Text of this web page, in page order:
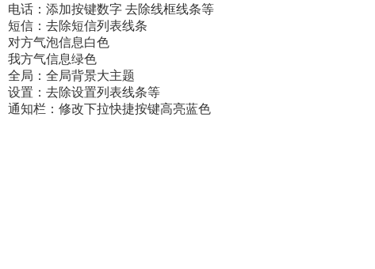
电话：添加按键数字 去除线框线条等
短信：去除短信列表线条
对方气泡信息白色
我方气信息绿色
全局：全局背景大主题
设置：去除设置列表线条等
通知栏：修改下拉快捷按键高亮蓝色